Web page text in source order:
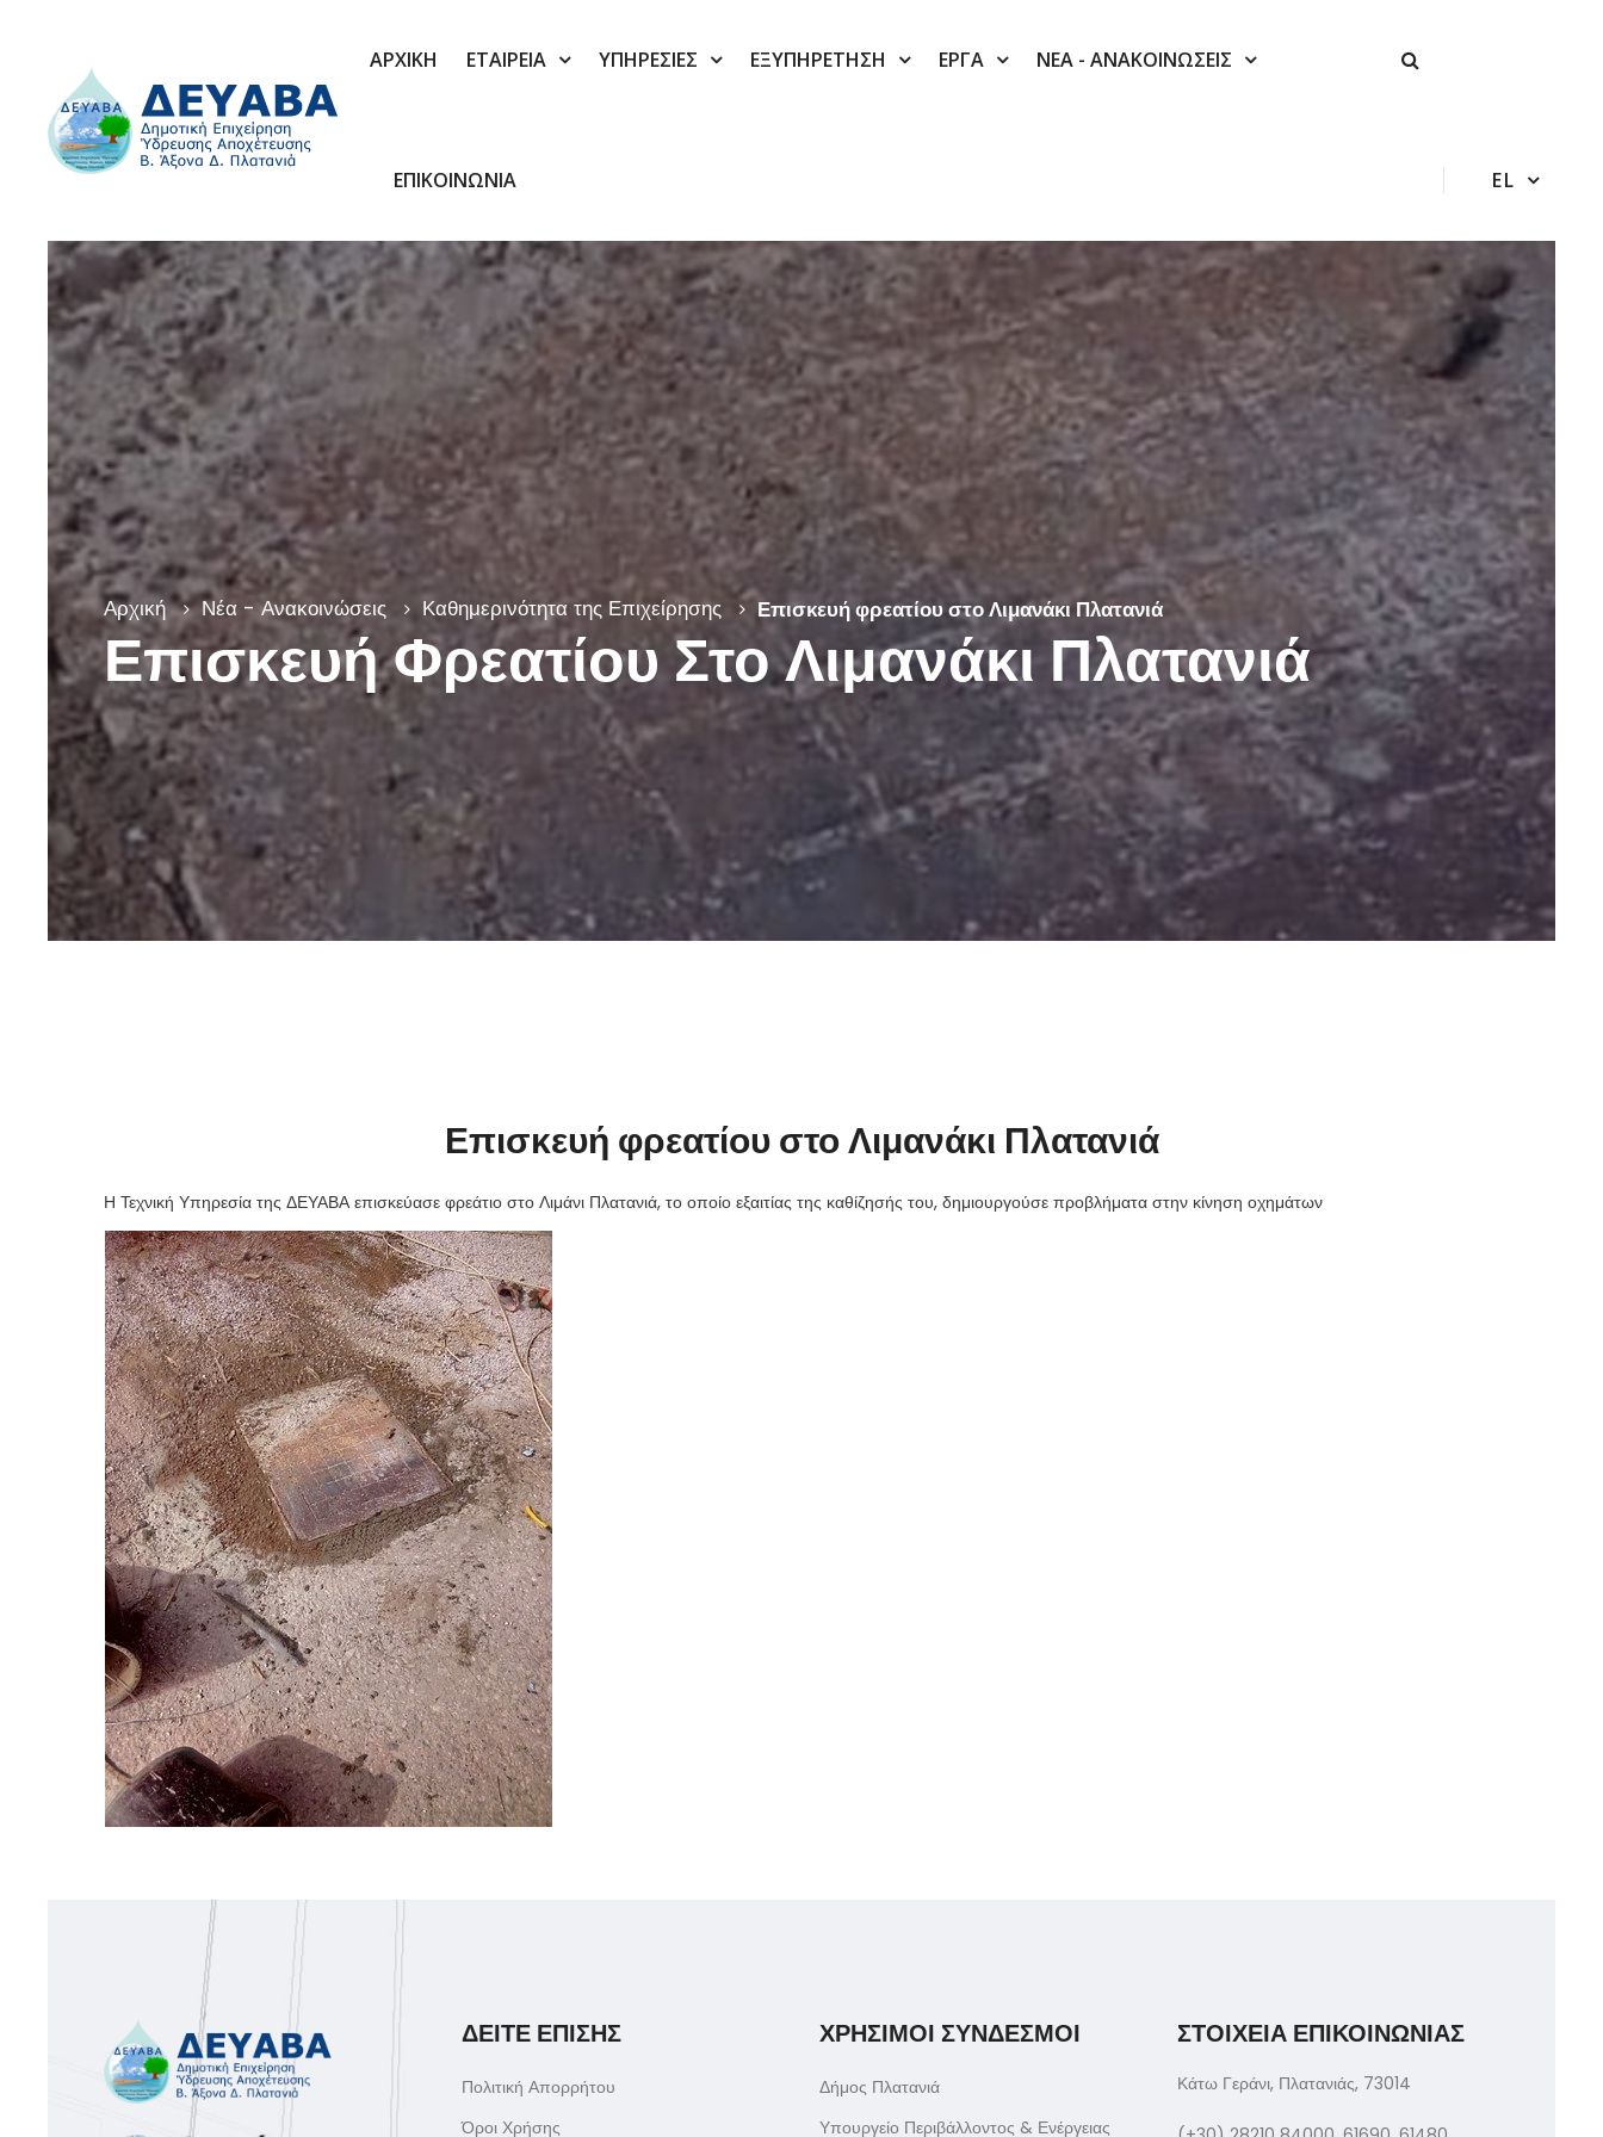
ΑΡΧΙΚΗ ΕΤΑΙΡΕΙΑ ΥΠΗΡΕΣΙΕΣ ΕΞΥΠΗΡΕΤΗΣΗ ΕΡΓΑ ΝΕΑ - ΑΝΑΚΟΙΝΩΣΕΙΣ
ΕΠΙΚΟΙΝΩΝΙΑ EL
Αρχική Νέα - Ανακοινώσεις Καθημερινότητα της Επιχείρησης Επισκευή φρεατίου στο Λιμανάκι Πλατανιά
Επισκευή Φρεατίου Στο Λιμανάκι Πλατανιά
Επισκευή φρεατίου στο Λιμανάκι Πλατανιά
Η Τεχνική Υπηρεσία της ΔΕΥΑΒΑ επισκεύασε φρεάτιο στο Λιμάνι Πλατανιά, το οποίο εξαιτίας της καθίζησής του, δημιουργούσε προβλήματα στην κίνηση οχημάτων
ΔΕΙΤΕ ΕΠΙΣΗΣ
Πολιτική Απορρήτου
Όροι Χρήσης
ΧΡΗΣΙΜΟΙ ΣΥΝΔΕΣΜΟΙ
Δήμος Πλατανιά
Υπουργείο Περιβάλλοντος & Ενέργειας
ΣΤΟΙΧΕΙΑ ΕΠΙΚΟΙΝΩΝΙΑΣ
Κάτω Γεράνι, Πλατανιάς, 73014